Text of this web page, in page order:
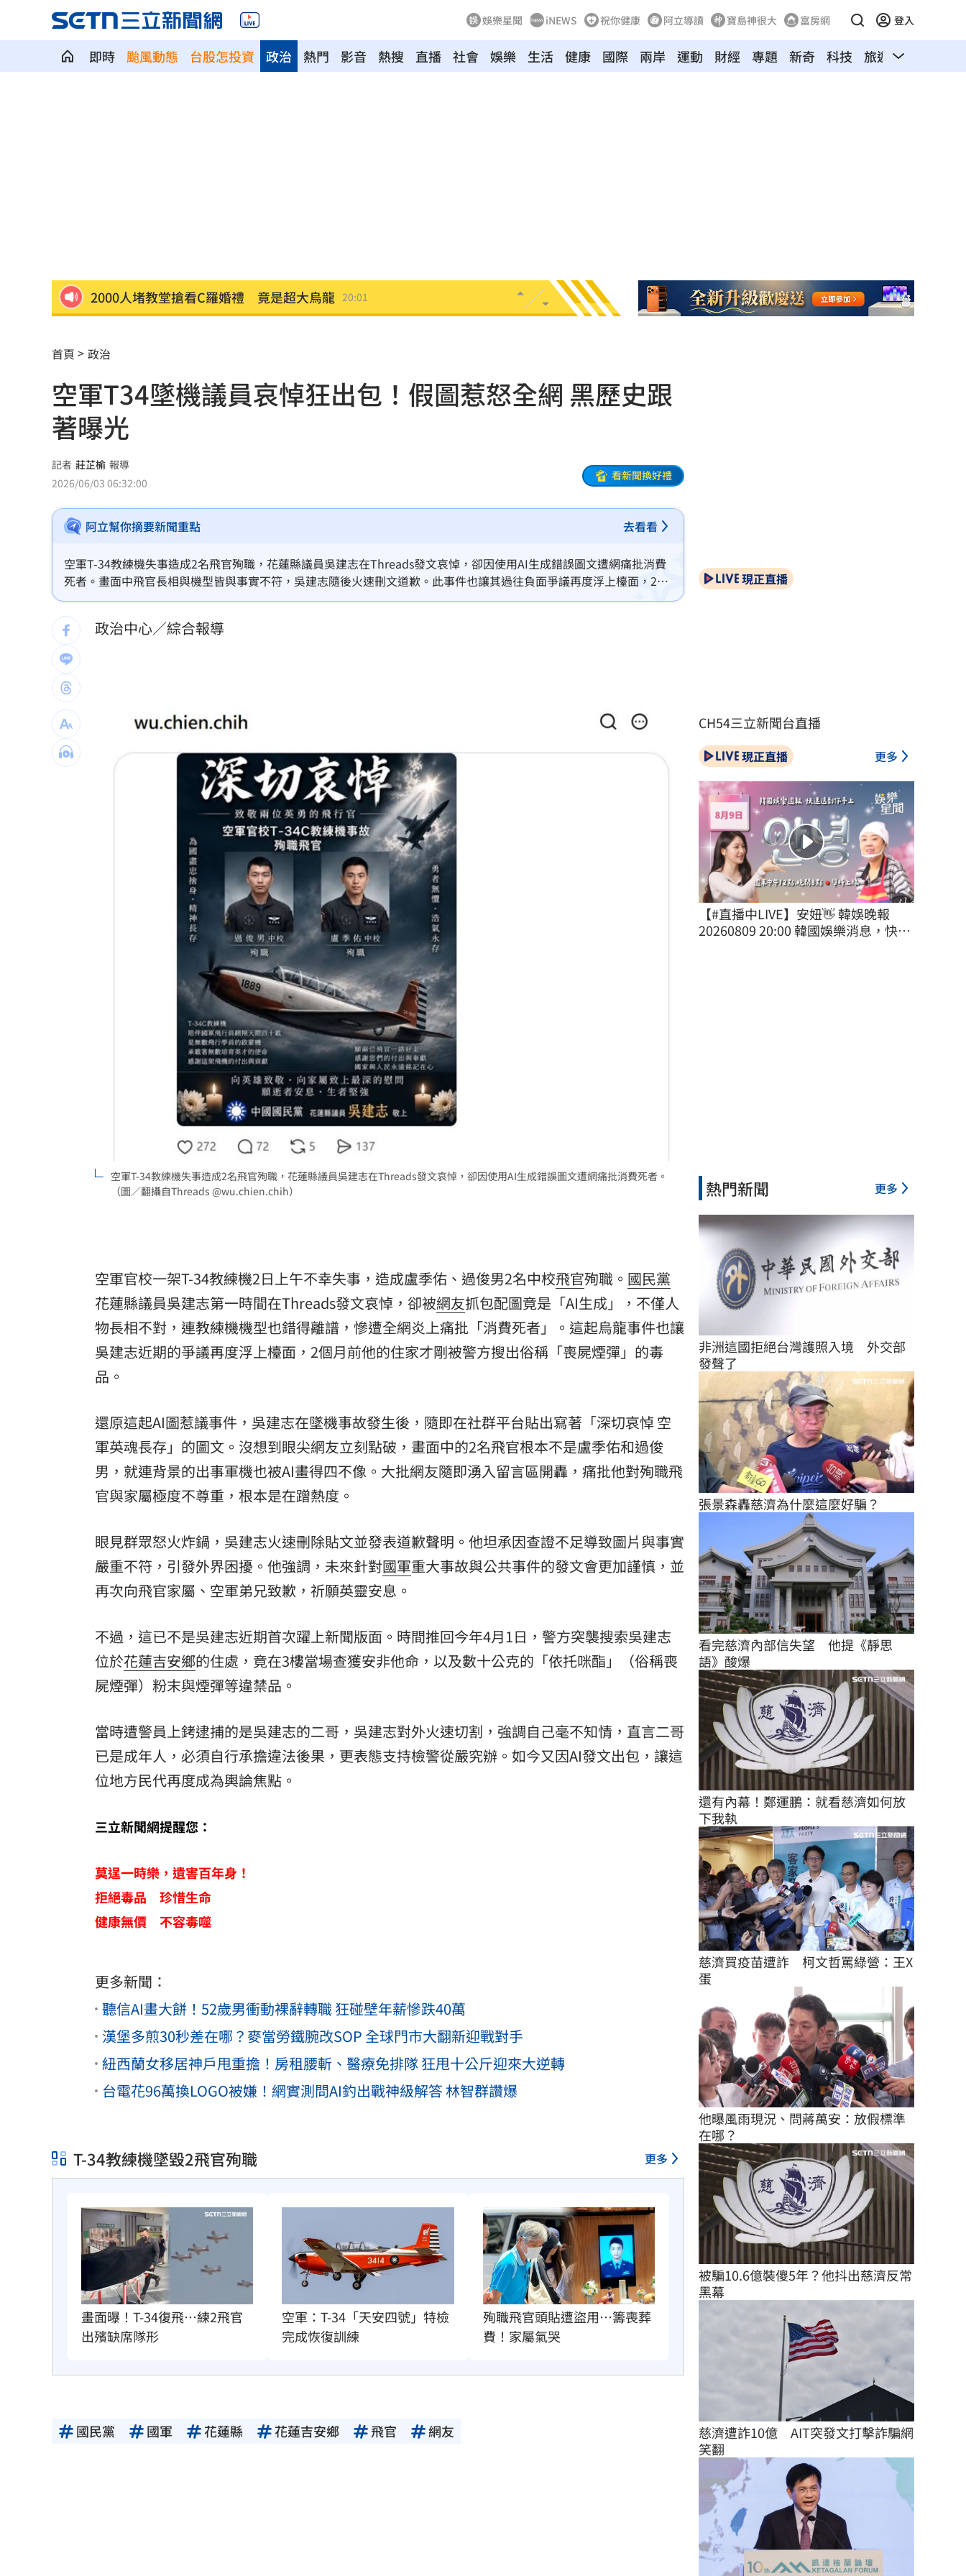
娛樂星聞 iNEWS 祝你健康 阿立導讀 寶島神很大 富房網 登入
即時 颱風動態 台股怎投資 熱門 影音 熱搜 直播
政治 社會 娛樂 生活 健康 國際 兩岸 運動 財經 專題 新奇 科技 旅遊 汽車
2000人堵教堂搶看C羅婚禮 竟是超大烏龍 20:01
平野惠一率兄弟奪171勝 中職最多勝外教
女股神加碼狂掃台積電！外媒揭全因這巨頭 19:53
想吃清淡！他搭機點「這特殊餐」傻眼了
買房3年才知「蜘蛛人住我家」屋主超傻眼
生日變親人忌日！直升機慶祝墜機4人罹難
台中小五童遭同學踢下體腫2倍大 判賠金曝
粉絲輕生後首露面！西村力演唱會狀態超好 19:33
「AI性愛機器人」將問世！聊天還可換姿勢
接觸「常見塑膠微粒＋這樣吃」恐釀脂肪肝
伍婉華喊白沙屯颱風致歉 全網打氣讚親切 19:15
台灣彩券開獎直播中 20:31
15:27
三立iNEWS新聞台線上直播 18:00
台彩父親節推新刮刮樂千萬頭獎超「爸」氣 12:00
商場戰國來臨 台中「頂奢大道」逐漸成形 12:00
「拍片人的多重宇宙」職涯論壇9/12登場！ 10:30
8國球員齊聚高雄 Formosa 7s掀足球熱潮 10:00
理想混蛋號召粉絲跨海追星吃美食！ 18:15
首頁 政治
空軍T34墜機議員哀悼狂出包！假圖惹怒全網 黑歷史跟
著曝光
記者 莊芷榆 報導
2026/06/03 06:32:00
看新聞換好禮
阿立幫你摘要新聞重點 去看看
空軍T-34教練機失事造成2名飛官殉職，花蓮縣議員吳建志在Threads發文哀悼，卻因使用AI生成錯誤圖文遭網痛批消費
死者。畫面中飛官長相與機型皆與事實不符，吳建志隨後火速刪文道歉。此事件也讓其過往負面爭議再度浮上檯面，2個
月前其住家才被警方搜出俗稱「喪屍煙彈」的毒品。吳建志頻傳醜聞，引發外界對其政治操守與誠信的質疑。本起AI發
文烏龍再次重創其個人形象，成為近日輿論熱議焦點。
政治中心／綜合報導
空軍T-34教練機失事造成2名飛官殉職，花蓮縣議員吳建志在Threads發文哀悼，卻因使用AI生成錯誤圖文遭網痛批消費死者。
（圖／翻攝自Threads @wu.chien.chih）
空軍官校一架T-34教練機2日上午不幸失事，造成盧季佑、過俊男2名中校飛官殉職。 國民黨
花蓮縣議員吳建志第一時間在Threads發文哀悼，卻被網友抓包配圖竟是「AI生成」，不僅人
物長相不對，連教練機機型也錯得離譜，慘遭全網炎上痛批「消費死者」。這起烏龍事件也讓
吳建志近期的爭議再度浮上檯面，2個月前他的住家才剛被警方搜出俗稱「喪屍煙彈」的毒
品。
還原這起AI圖惹議事件，吳建志在墜機事故發生後，隨即在社群平台貼出寫著「深切哀悼 空
軍英魂長存」的圖文。沒想到眼尖網友立刻點破，畫面中的2名飛官根本不是盧季佑和過俊
男，就連背景的出事軍機也被AI畫得四不像。大批網友隨即湧入留言區開轟，痛批他對殉職飛
官與家屬極度不尊重，根本是在蹭熱度。
眼見群眾怒火炸鍋，吳建志火速刪除貼文並發表道歉聲明。他坦承因查證不足導致圖片與事實
嚴重不符，引發外界困擾。他強調，未來針對國軍重大事故與公共事件的發文會更加謹慎，並
再次向飛官家屬、空軍弟兄致歉，祈願英靈安息。
不過，這已不是吳建志近期首次躍上新聞版面。時間推回今年4月1日，警方突襲搜索吳建志
位於花蓮吉安鄉的住處，竟在3樓當場查獲安非他命，以及數十公克的「依托咪酯」（俗稱喪
屍煙彈）粉末與煙彈等違禁品。
當時遭警員上銬逮捕的是吳建志的二哥，吳建志對外火速切割，強調自己毫不知情，直言二哥
已是成年人，必須自行承擔違法後果，更表態支持檢警從嚴究辦。如今又因AI發文出包，讓這
位地方民代再度成為輿論焦點。
三立新聞網提醒您：
莫逞一時樂，遺害百年身！
拒絕毒品 珍惜生命
健康無價 不容毒噬
更多新聞：
聽信AI畫大餅！52歲男衝動裸辭轉職 狂碰壁年薪慘跌40萬
漢堡多煎30秒差在哪？麥當勞鐵腕改SOP 全球門市大翻新迎戰對手
紐西蘭女移居神戶甩重擔！房租腰斬、醫療免排隊 狂甩十公斤迎來大逆轉
台電花96萬換LOGO被嫌！網實測問AI釣出戰神級解答 林智群讚爆
T-34教練機墜毀2飛官殉職 更多
畫面曝！T-34復飛…練2飛官
出殯缺席隊形
空軍：T-34「天安四號」特檢
完成恢復訓練
殉職飛官頭貼遭盜用…籌喪葬
費！家屬氣哭
國民黨 國軍 花蓮縣 花蓮吉安鄉 飛官 網友
現正直播
CH54三立新聞台直播
現正直播 更多
【#直播中LIVE】安妞👋 韓娛晚報
20260809 20:00 韓國娛樂消息，快速
熱門新聞 更多
非洲這國拒絕台灣護照入境　外交部
發聲了
張景森轟慈濟為什麼這麼好騙？
看完慈濟內部信失望　他提《靜思
語》酸爆
還有內幕！鄭運鵬：就看慈濟如何放
下我執
慈濟買疫苗遭詐　柯文哲罵綠營：王X
蛋
他曝風雨現況、問蔣萬安：放假標準
在哪？
被騙10.6億裝傻5年？他抖出慈濟反常
黑幕
慈濟遭詐10億　AIT突發文打擊詐騙網
笑翻